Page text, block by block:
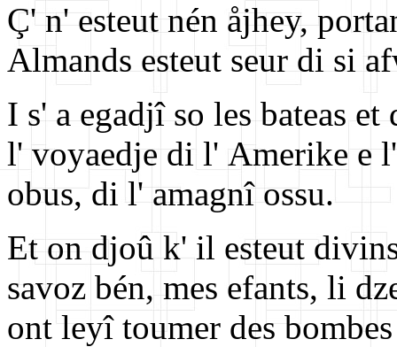
Ç' n' esteut nén åjhey,
Almands esteut seur di si
I s' a egadjî so les bateas
l' voyaedje di l' Amerike e
obus, di l' amagnî ossu.
Et on djoû k' il esteut
savoz bén, mes efants, li
ont leyî toumer des